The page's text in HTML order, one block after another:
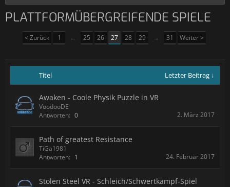
PLATTFORMÜBERGREIFENDE SPIELE
< Zurück 1 ← 25 26 27 28 29 → 31 Weiter >
Titel Letzter Beitrag ↓
Awaken - Coole Physik Puzzle in VR
VoodooDE
Antworten: 0 2. März 2017
Path of greatest Resistance
TiGa1981
Antworten: 1 24. Februar 2017
Stolen Steel VR - Schleich/Schwertkampf-Spiel